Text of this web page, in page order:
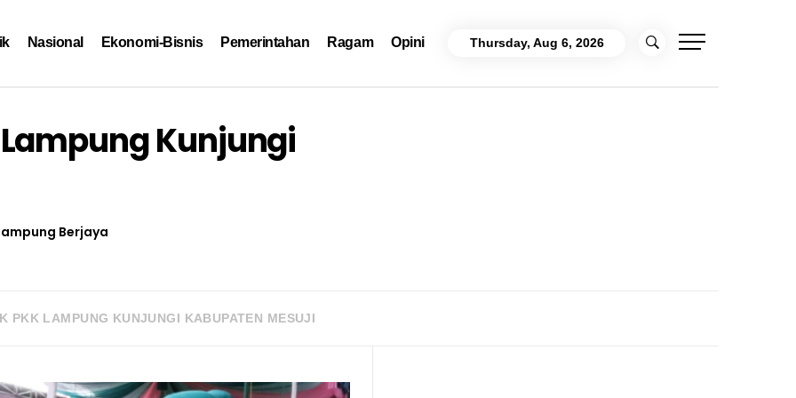
Nasional Ekonomi-Bisnis Pemerintahan Ragam Opini Thursday, Aug 6, 2026
Kunjungi
Berjaya
PKK LAMPUNG KUNJUNGI KABUPATEN MESUJI